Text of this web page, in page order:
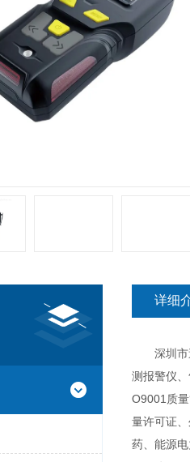
详细
深圳市逸
测报警仪
O9001质
量许可证
药、能源